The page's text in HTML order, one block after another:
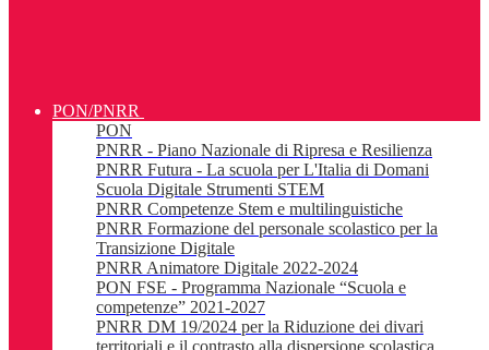
PON/PNRR
PON
PNRR - Piano Nazionale di Ripresa e Resilienza
PNRR Futura - La scuola per L'Italia di Domani
Scuola Digitale Strumenti STEM
PNRR Competenze Stem e multilinguistiche
PNRR Formazione del personale scolastico per la
Transizione Digitale
PNRR Animatore Digitale 2022-2024
PON FSE - Programma Nazionale “Scuola e
competenze” 2021-2027
PNRR DM 19/2024 per la Riduzione dei divari